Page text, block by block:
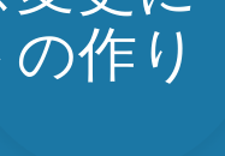
作り